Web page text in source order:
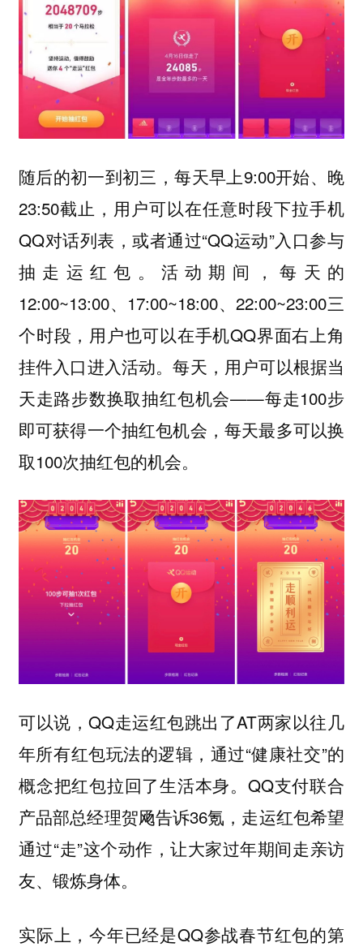
随后的初一到初三，每天早上9:00开始、晚
23:50截止，用户可以在任意时段下拉手机
QQ对话列表，或者通过“QQ运动”入口参与
抽走运红包。活动期间，每天的
12:00~13:00、17:00~18:00、22:00~23:00三
个时段，用户也可以在手机QQ界面右上角
挂件入口进入活动。每天，用户可以根据当
天走路步数换取抽红包机会——每走100步
即可获得一个抽红包机会，每天最多可以换
取100次抽红包的机会。
可以说，QQ走运红包跳出了AT两家以往几
年所有红包玩法的逻辑，通过“健康社交”的
概念把红包拉回了生活本身。QQ支付联合
产品部总经理贺飏告诉36氪，走运红包希望
通过“走”这个动作，让大家过年期间走亲访
友、锻炼身体。
实际上，今年已经是QQ参战春节红包的第